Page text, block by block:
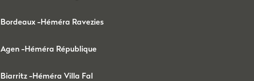
Bordeaux -Héméra Ravezies
Agen -Héméra République
Biarritz -Héméra Villa Fal